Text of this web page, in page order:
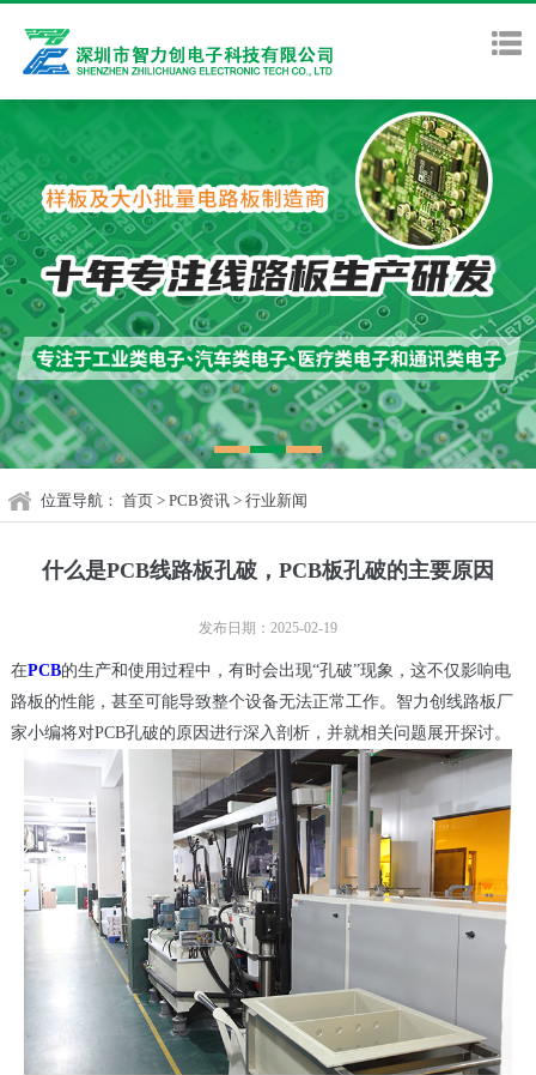
位置导航： 首页 > PCB资讯 > 行业新闻
什么是PCB线路板孔破，PCB板孔破的主要原因
发布日期：2025-02-19
在PCB的生产和使用过程中，有时会出现“孔破”现象，这不仅影响电
路板的性能，甚至可能导致整个设备无法正常工作。智力创线路板厂
家小编将对PCB孔破的原因进行深入剖析，并就相关问题展开探讨。